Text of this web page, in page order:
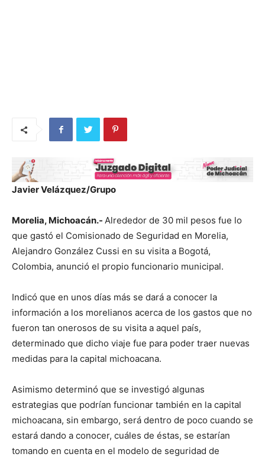
Javier Velázquez/Grupo
Morelia, Michoacán.- Alrededor de 30 mil pesos fue lo
que gastó el Comisionado de Seguridad en Morelia,
Alejandro González Cussi en su visita a Bogotá,
Colombia, anunció el propio funcionario municipal.
Indicó que en unos días más se dará a conocer la
información a los morelianos acerca de los gastos que no
fueron tan onerosos de su visita a aquel país,
determinado que dicho viaje fue para poder traer nuevas
medidas para la capital michoacana.
Asimismo determinó que se investigó algunas
estrategias que podrían funcionar también en la capital
michoacana, sin embargo, será dentro de poco cuando se
estará dando a conocer, cuáles de éstas, se estarían
tomando en cuenta en el modelo de seguridad de